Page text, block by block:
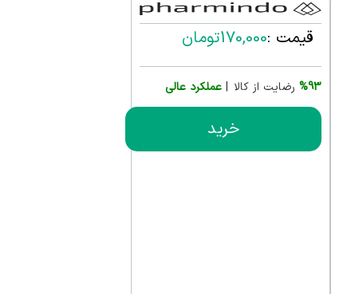
قیمت :170,000تومان
%93 رضایت از کالا | عملکرد عالی
خرید